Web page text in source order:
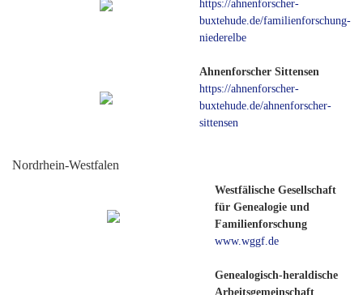
https://ahnenforscher-
buxtehude.de/familienforschung-
niederelbe
Ahnenforscher Sittensen
https://ahnenforscher-
buxtehude.de/ahnenforscher-
sittensen
Nordrhein-Westfalen
Westfälische Gesellschaft
für Genealogie und
Familienforschung
www.wggf.de
Genealogisch-heraldische
Arbeitsgemeinschaft